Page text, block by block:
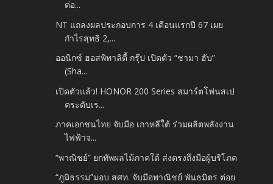
ต่อ...
NT แถลงผลประกอบการ 4 เดือนแรกปี 67 เผย
กำไรสุทธิ 2,...
ออนิกซ์ ฮอสพิทาลิตี้ กรุ๊ป เปิดตัว “ชามา ฮับ”
(Sha...
เปิดตัวแล้ว! HONOR 200 Series สมาร์ตโฟนสเป
คระดับเร...
ภาคเอกชนไทย จับมือ เกาหลีใต้ ร่วมผลิตพลังงาน
ไฟฟ้าจ...
“พาณิชย์” ยกทัพผลไม้ภาคใต้ ส่งตรงถึงมือผู้บริโภค
“ภูมิธรรม”มอบ สศท. จับมือพาณิชย์ พันธมิตร ต่อย